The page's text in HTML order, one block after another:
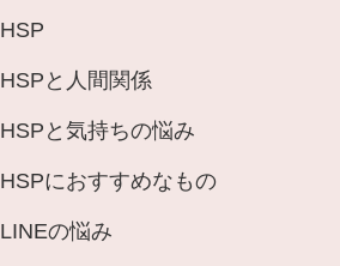
HSP
HSPと人間関係
HSPと気持ちの悩み
HSPにおすすめなもの
LINEの悩み